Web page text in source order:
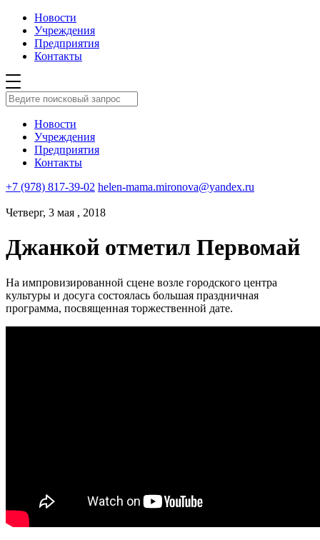
Новости
Учреждения
Предприятия
Контакты
Новости
Учреждения
Предприятия
Контакты
+7 (978) 817-39-02 helen-mama.mironova@yandex.ru
Четверг, 3 мая , 2018
Джанкой отметил Первомай
На импровизированной сцене возле городского центра
культуры и досуга состоялась большая праздничная
программа, посвященная торжественной дате.